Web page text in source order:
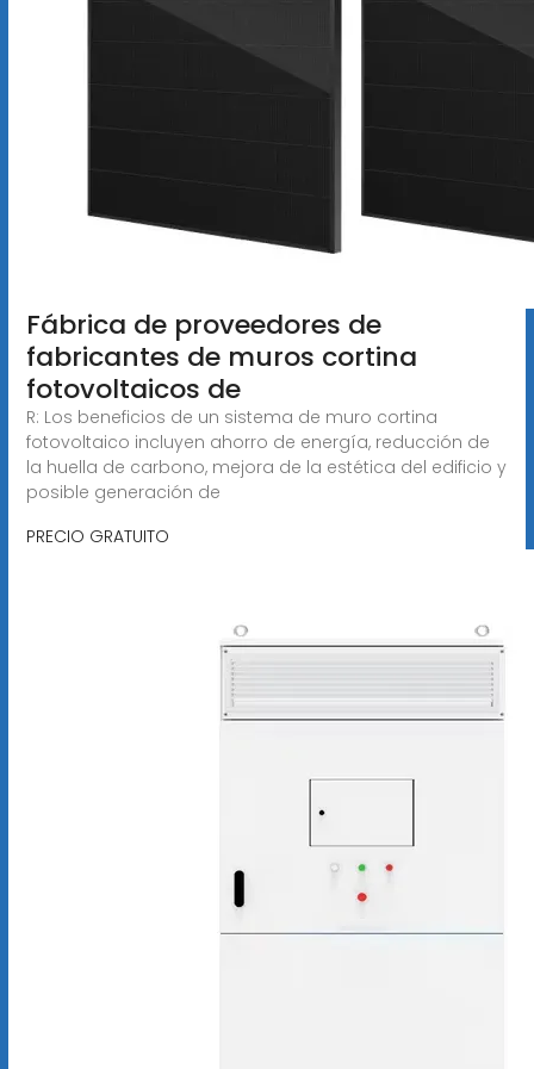
Fábrica de proveedores de
fabricantes de muros cortina
fotovoltaicos de
R: Los beneficios de un sistema de muro cortina
fotovoltaico incluyen ahorro de energía, reducción de
la huella de carbono, mejora de la estética del edificio y
posible generación de
PRECIO GRATUITO